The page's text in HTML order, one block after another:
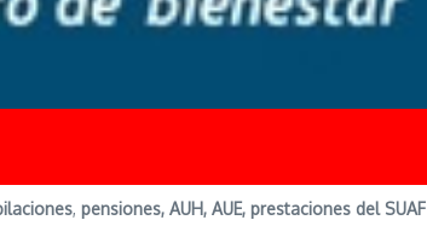
, pensiones, AUH, AUE, prestaciones del SUAF